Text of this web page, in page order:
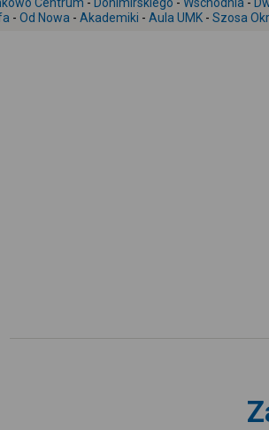
- Od Nowa - Akademiki - Aula UMK - Szosa